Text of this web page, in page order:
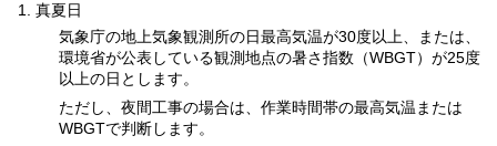
真夏日
気象庁の地上気象観測所の日最高気温が30度以上、または、
環境省が公表している観測地点の暑さ指数（WBGT）が25度
以上の日とします。
ただし、夜間工事の場合は、作業時間帯の最高気温または
WBGTで判断します。